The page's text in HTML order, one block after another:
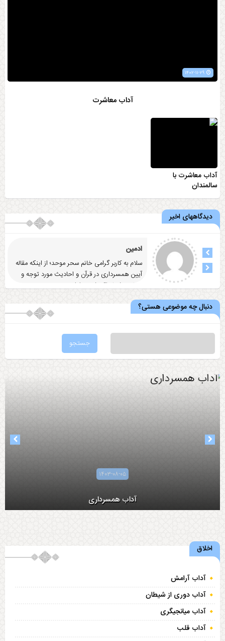
آداب معاشرت
آداب معاشرت با
سالمندان
دیدگاههای اخیر
ادمین
سلام به کاربر گرامی خانم سحر موحد؛ از اینکه مقاله
آيين همسرداری در قرآن و احاديث مورد توجه و
رضایت شما واقع شد
... ادامه
دنبال چه موضوعی هستی؟
۱۴۰۳-۰۸-۰۵
آداب همسرداری
اخلاق
آداب آرامش
آداب دوری از شیطان
آداب میانجیگری
آداب قلب